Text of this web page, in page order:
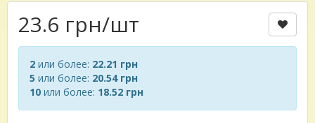
23.6 грн/шт
2 или более: 22.21 грн
5 или более: 20.54 грн
10 или более: 18.52 грн